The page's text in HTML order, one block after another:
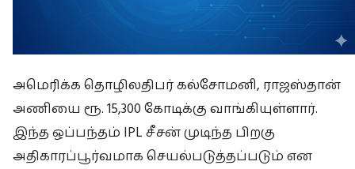
அமெரிக்க தொழிலதிபர் கல்சோமனி, ராஜஸ்தான்
அணியை ரூ. 15,300 கோடிக்கு வாங்கியுள்ளார்.
இந்த ஒப்பந்தம் IPL சீசன் முடிந்த பிறகு
அதிகாரப்பூர்வமாக செயல்படுத்தப்படும் என